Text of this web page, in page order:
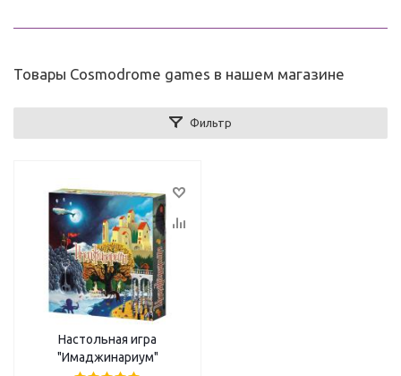
Товары Cosmodrome games в нашем магазине
Фильтр
Настольная игра
"Имаджинариум"